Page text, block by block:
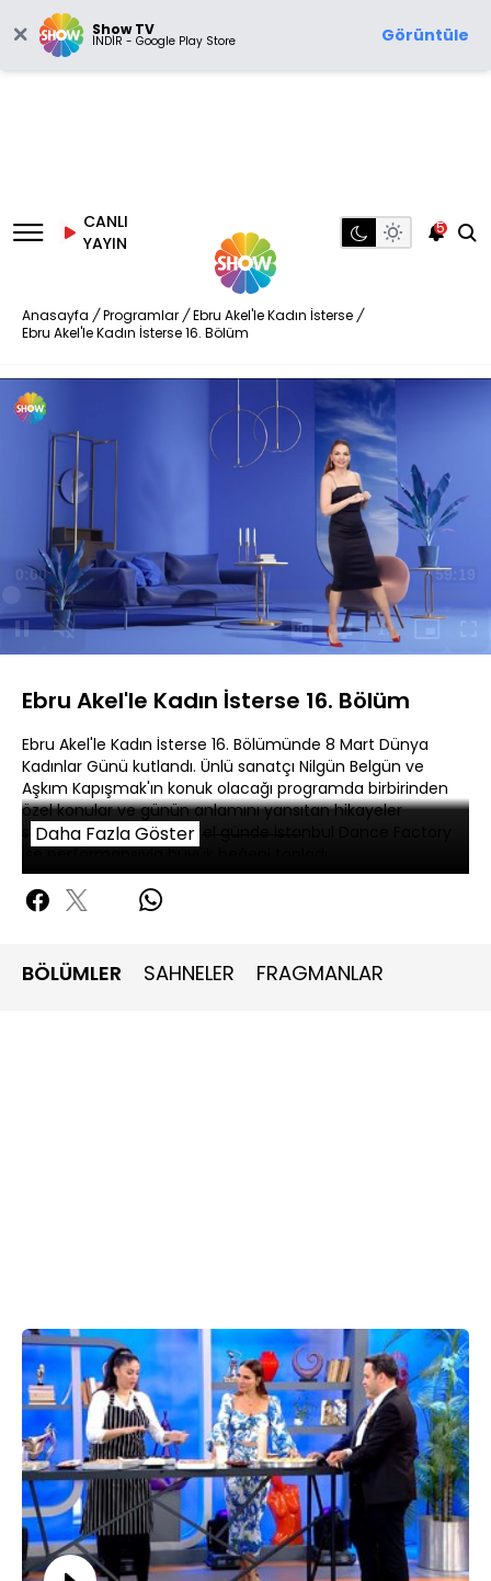
Show TV
İNDİR - Google Play Store Görüntüle
CANLI
YAYIN
5
Anasayfa / Programlar / Ebru Akel'le Kadın İsterse /
Ebru Akel'le Kadın İsterse 16. Bölüm
Sesi
Aç
Yüklendi:
0.59%
Oynatma
Hızı
Ebru Akel'le Kadın İsterse 16. Bölüm
Ebru Akel'le Kadın İsterse 16. Bölümünde 8 Mart Dünya
Kadınlar Günü kutlandı. Ünlü sanatçı Nilgün Belgün ve
Aşkım Kapışmak'ın konuk olacağı programda birbirinden
özel konular ve günün anlamını yansıtan hikayeler
seyirciyle buluştu. Bu özel günde İstanbul Dance Factory
Daha Fazla Göster
BÖLÜMLER SAHNELER FRAGMANLAR